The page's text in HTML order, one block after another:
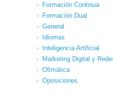
Formación Continua
Formación Dual
General
Idiomas
Inteligencia Artificial
Marketing Digital y
Ofimática
Oposiciones